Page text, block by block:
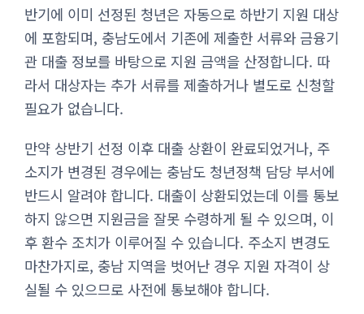
반기에 이미 선정된 청년은 자동으로 하반기 지원 대상
에 포함되며, 충남도에서 기존에 제출한 서류와 금융기
관 대출 정보를 바탕으로 지원 금액을 산정합니다. 따
라서 대상자는 추가 서류를 제출하거나 별도로 신청할
필요가 없습니다.
만약 상반기 선정 이후 대출 상환이 완료되었거나, 주
소지가 변경된 경우에는 충남도 청년정책 담당 부서에
반드시 알려야 합니다. 대출이 상환되었는데 이를 통보
하지 않으면 지원금을 잘못 수령하게 될 수 있으며, 이
후 환수 조치가 이루어질 수 있습니다. 주소지 변경도
마찬가지로, 충남 지역을 벗어난 경우 지원 자격이 상
실될 수 있으므로 사전에 통보해야 합니다.